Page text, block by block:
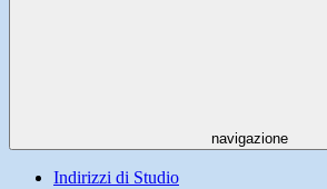
navigazione
Indirizzi di Studio